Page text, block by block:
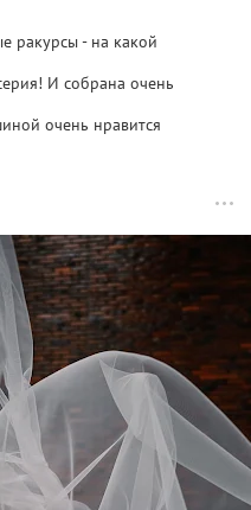
ракурсы - на какой
И собрана очень
очень нравится